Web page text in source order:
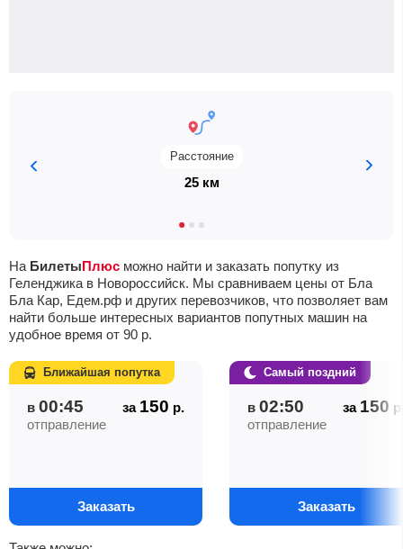
Расстояние
25 км
На БилетыПлюс можно найти и заказать попутку из
Геленджика в Новороссийск. Мы сравниваем цены от Бла
Бла Кар, Едем.рф и других перевозчиков, что позволяет вам
найти больше интересных вариантов попутных машин на
удобное время от 90 р.
в 00:45 за 150 р.
отправление
Заказать
Ближайшая попутка
в 02:50 за 150
отправление
Заказать
Самый поздний